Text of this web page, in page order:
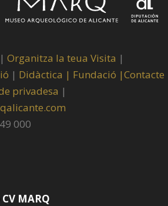
| Organitza la teua Visita |
| Didàctica | Fundació |Contacte
privadesa |
000
MARQ